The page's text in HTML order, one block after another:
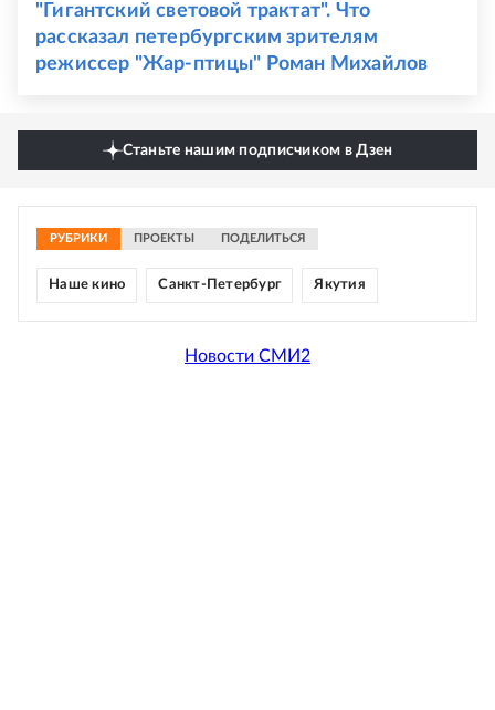
"Гигантский световой трактат". Что
рассказал петербургским зрителям
режиссер "Жар-птицы" Роман Михайлов
Станьте нашим подписчиком в Дзен
РУБРИКИ ПРОЕКТЫ ПОДЕЛИТЬСЯ
Наше кино Санкт-Петербург Якутия
Новости СМИ2